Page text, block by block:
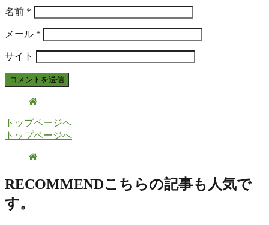
名前 *
メール *
サイト
トップページへ
トップページへ
RECOMMENDこちらの記事も人気で
す。